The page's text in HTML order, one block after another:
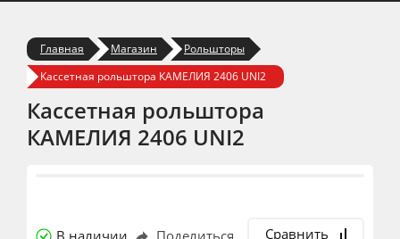
Главная Магазин
Рольшторы
Кассетная рольштора КАМЕЛИЯ 2406 UNI2
Кассетная рольштора
КАМЕЛИЯ 2406 UNI2
Сравнить